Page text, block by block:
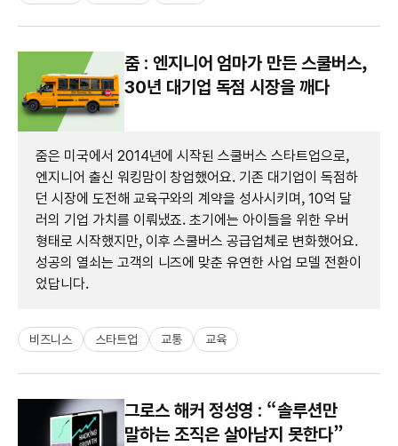
줌 : 엔지니어 엄마가 만든 스쿨버스,
30년 대기업 독점 시장을 깨다
줌은 미국에서 2014년에 시작된 스쿨버스 스타트업으로,
엔지니어 출신 워킹맘이 창업했어요. 기존 대기업이 독점하
던 시장에 도전해 교육구와의 계약을 성사시키며, 10억 달
러의 기업 가치를 이뤄냈죠. 초기에는 아이들을 위한 우버
형태로 시작했지만, 이후 스쿨버스 공급업체로 변화했어요.
성공의 열쇠는 고객의 니즈에 맞춘 유연한 사업 모델 전환이
었답니다.
비즈니스 스타트업 교통 교육
그로스 해커 정성영 : “솔루션만
말하는 조직은 살아남지 못한다”